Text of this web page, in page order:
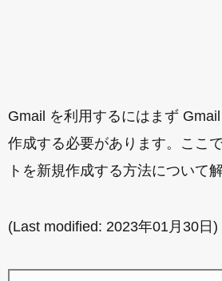
Gmail を利用するにはまず
作成する必要があります。ここ
トを新規作成する方法について
(Last modified: 2023年01月30日 )